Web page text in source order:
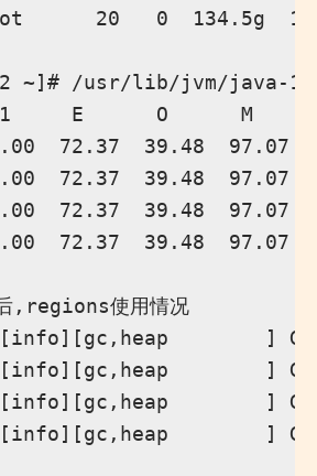
20   0  134.5g
~]# /usr/lib/jvm/java-
E      O      M
72.37  39.48  97.07
72.37  39.48  97.07
72.37  39.48  97.07
72.37  39.48  97.07
,regions使用情况
]
]
]
]